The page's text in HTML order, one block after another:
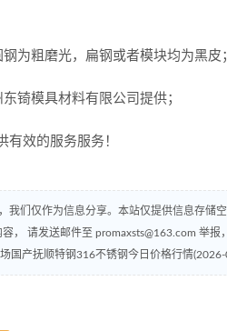
为粗磨光，扁钢或者模块均为黑皮
锜模具材料有限公司提供；
有效的服务服务！
我们仅作为信息分享。本站仅提供信息存储
， 请发送邮件至 promaxsts@163.com 举报
国产抚顺特钢316不锈钢今日价格行情